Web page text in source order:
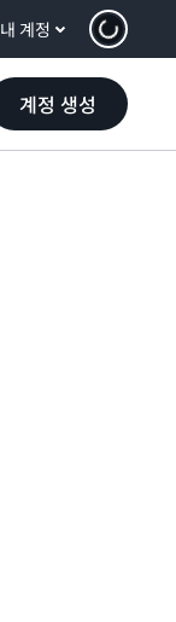
내 계정
계정 생성